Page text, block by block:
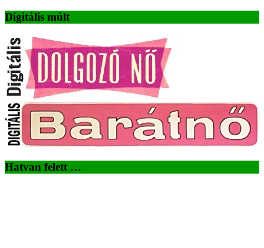
Digitális múlt
Hatvan felett …